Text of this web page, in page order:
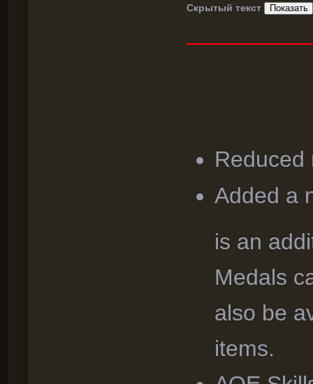
Скрытый текст
Reduced
Added a
is an
Medals
also be
items.